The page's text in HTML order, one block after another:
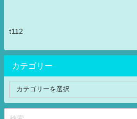
t112
カテゴリー